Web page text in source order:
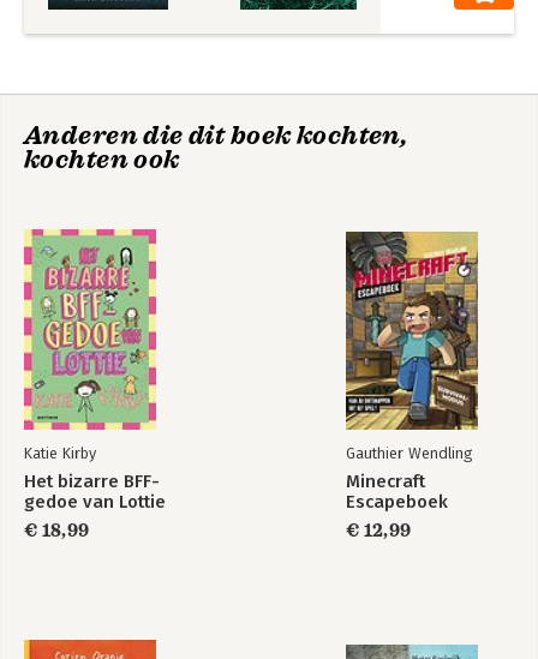
Anderen die dit boek kochten,
kochten ook
Katie Kirby
Het bizarre BFF-
gedoe van Lottie
€ 18,99
Gauthier Wendling
Minecraft
Escapeboek
€ 12,99